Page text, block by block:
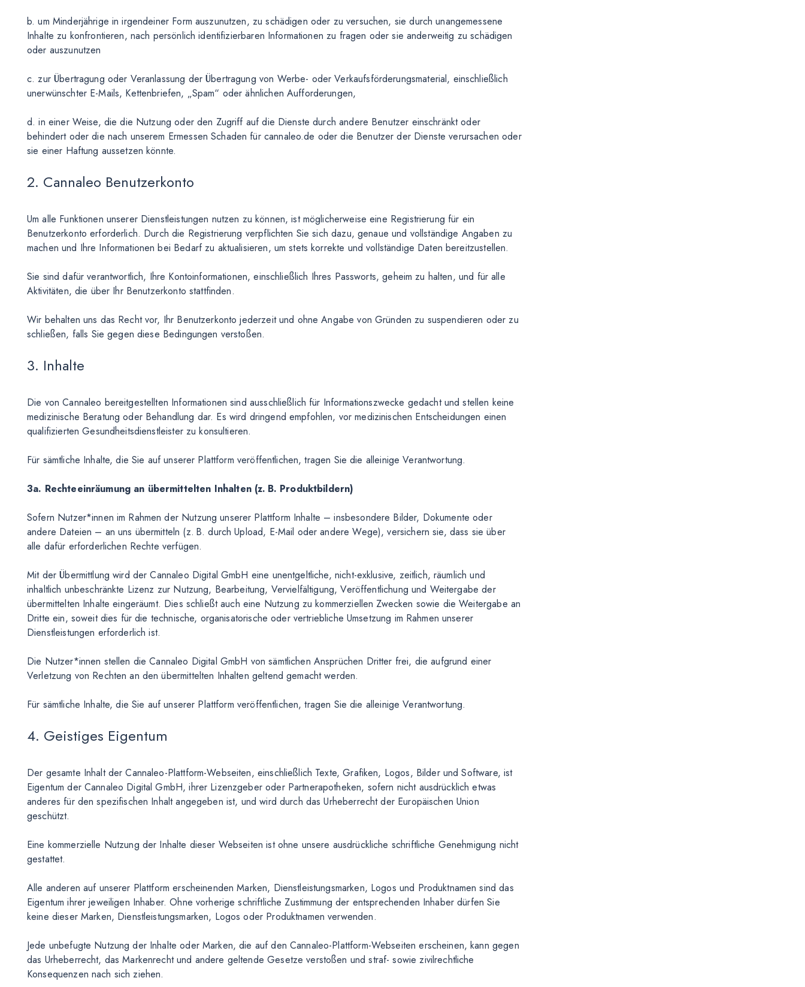
b. um Minderjährige in irgendeiner Form auszunutzen, zu schädigen oder zu versuchen, sie durch unangemessene
Inhalte zu konfrontieren, nach persönlich identifizierbaren Informationen zu fragen oder sie anderweitig zu schädigen
oder auszunutzen
c. zur Übertragung oder Veranlassung der Übertragung von Werbe- oder Verkaufsförderungsmaterial, einschließlich
unerwünschter E-Mails, Kettenbriefen, „Spam“ oder ähnlichen Aufforderungen,
d. in einer Weise, die die Nutzung oder den Zugriff auf die Dienste durch andere Benutzer einschränkt oder
behindert oder die nach unserem Ermessen Schaden für cannaleo.de oder die Benutzer der Dienste verursachen oder
sie einer Haftung aussetzen könnte.
2. Cannaleo Benutzerkonto
Um alle Funktionen unserer Dienstleistungen nutzen zu können, ist möglicherweise eine Registrierung für ein
Benutzerkonto erforderlich. Durch die Registrierung verpflichten Sie sich dazu, genaue und vollständige Angaben zu
machen und Ihre Informationen bei Bedarf zu aktualisieren, um stets korrekte und vollständige Daten bereitzustellen.
Sie sind dafür verantwortlich, Ihre Kontoinformationen, einschließlich Ihres Passworts, geheim zu halten, und für alle
Aktivitäten, die über Ihr Benutzerkonto stattfinden.
Wir behalten uns das Recht vor, Ihr Benutzerkonto jederzeit und ohne Angabe von Gründen zu suspendieren oder zu
schließen, falls Sie gegen diese Bedingungen verstoßen.
3. Inhalte
Die von Cannaleo bereitgestellten Informationen sind ausschließlich für Informationszwecke gedacht und stellen keine
medizinische Beratung oder Behandlung dar. Es wird dringend empfohlen, vor medizinischen Entscheidungen einen
qualifizierten Gesundheitsdienstleister zu konsultieren.
Für sämtliche Inhalte, die Sie auf unserer Plattform veröffentlichen, tragen Sie die alleinige Verantwortung.
3a. Rechteeinräumung an übermittelten Inhalten (z. B. Produktbildern)
Sofern Nutzer*innen im Rahmen der Nutzung unserer Plattform Inhalte – insbesondere Bilder, Dokumente oder
andere Dateien – an uns übermitteln (z. B. durch Upload, E-Mail oder andere Wege), versichern sie, dass sie über
alle dafür erforderlichen Rechte verfügen.
Mit der Übermittlung wird der Cannaleo Digital GmbH eine unentgeltliche, nicht-exklusive, zeitlich, räumlich und
inhaltlich unbeschränkte Lizenz zur Nutzung, Bearbeitung, Vervielfältigung, Veröffentlichung und Weitergabe der
übermittelten Inhalte eingeräumt. Dies schließt auch eine Nutzung zu kommerziellen Zwecken sowie die Weitergabe an
Dritte ein, soweit dies für die technische, organisatorische oder vertriebliche Umsetzung im Rahmen unserer
Dienstleistungen erforderlich ist.
Die Nutzer*innen stellen die Cannaleo Digital GmbH von sämtlichen Ansprüchen Dritter frei, die aufgrund einer
Verletzung von Rechten an den übermittelten Inhalten geltend gemacht werden.
Für sämtliche Inhalte, die Sie auf unserer Plattform veröffentlichen, tragen Sie die alleinige Verantwortung.
4. Geistiges Eigentum
Der gesamte Inhalt der Cannaleo-Plattform-Webseiten, einschließlich Texte, Grafiken, Logos, Bilder und Software, ist
Eigentum der Cannaleo Digital GmbH, ihrer Lizenzgeber oder Partnerapotheken, sofern nicht ausdrücklich etwas
anderes für den spezifischen Inhalt angegeben ist, und wird durch das Urheberrecht der Europäischen Union
geschützt.
Eine kommerzielle Nutzung der Inhalte dieser Webseiten ist ohne unsere ausdrückliche schriftliche Genehmigung nicht
gestattet.
Alle anderen auf unserer Plattform erscheinenden Marken, Dienstleistungsmarken, Logos und Produktnamen sind das
Eigentum ihrer jeweiligen Inhaber. Ohne vorherige schriftliche Zustimmung der entsprechenden Inhaber dürfen Sie
keine dieser Marken, Dienstleistungsmarken, Logos oder Produktnamen verwenden.
Jede unbefugte Nutzung der Inhalte oder Marken, die auf den Cannaleo-Plattform-Webseiten erscheinen, kann gegen
das Urheberrecht, das Markenrecht und andere geltende Gesetze verstoßen und straf- sowie zivilrechtliche
Konsequenzen nach sich ziehen.